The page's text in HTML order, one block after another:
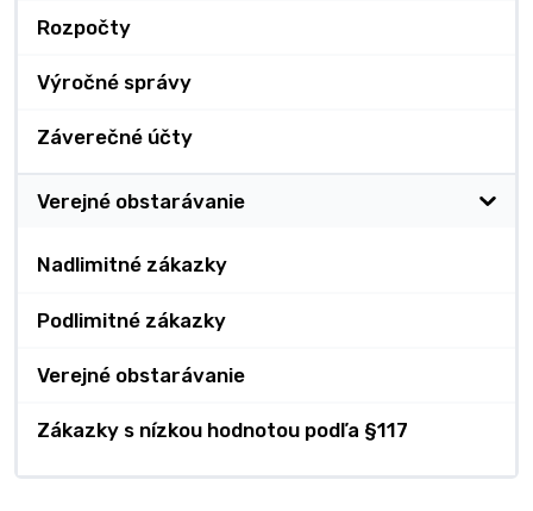
Rozpočty
Výročné správy
Záverečné účty
Verejné obstarávanie
Nadlimitné zákazky
Podlimitné zákazky
Verejné obstarávanie
Zákazky s nízkou hodnotou podľa §117